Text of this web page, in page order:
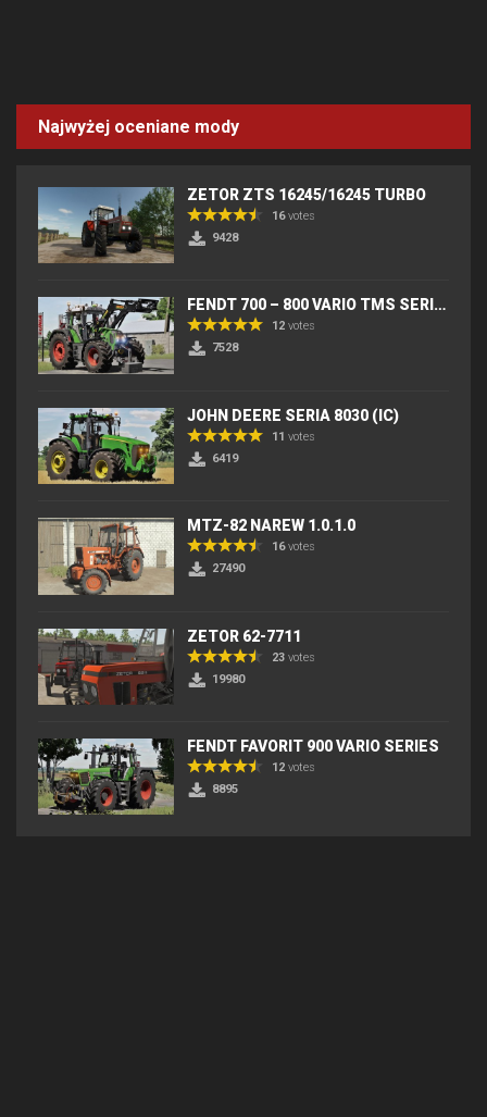
Najwyżej oceniane mody
ZETOR ZTS 16245/16245 TURBO
16votes
9428
FENDT 700 – 800 VARIO TMS SERIES (IC) V2
12 votes
7528
JOHN DEERE SERIA 8030 (IC)
11 votes
6419
MTZ-82 NAREW 1.0.1.0
16votes
27490
ZETOR 62-7711
23 votes
19980
FENDT FAVORIT 900 VARIO SERIES
12 votes
8895